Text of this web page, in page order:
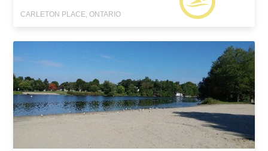
CARLETON PLACE, ONTARIO